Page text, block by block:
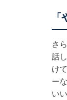
さ
話
け
ー
い